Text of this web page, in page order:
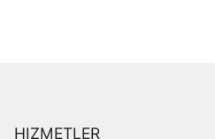
HIZMETLER